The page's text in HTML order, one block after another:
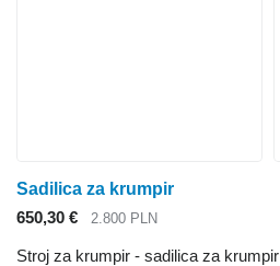
Sadilica za krumpir
650,30 €
2.800 PLN
Stroj za krumpir - sadilica za krumpir